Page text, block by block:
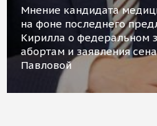
Мнение кандидата
на фоне последнего
Кирилла о федеральном
абортам и заявления
Павловой